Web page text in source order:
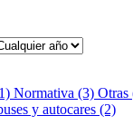
Normativa (3) Otras
y autocares (2)